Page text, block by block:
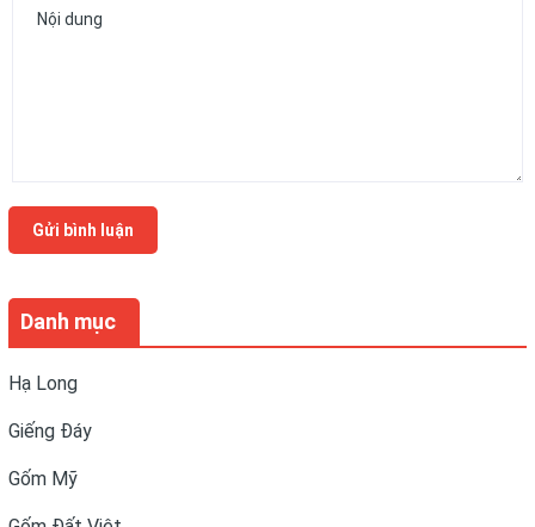
Danh mục
Hạ Long
Giếng Đáy
Gốm Mỹ
Gửi bình luận